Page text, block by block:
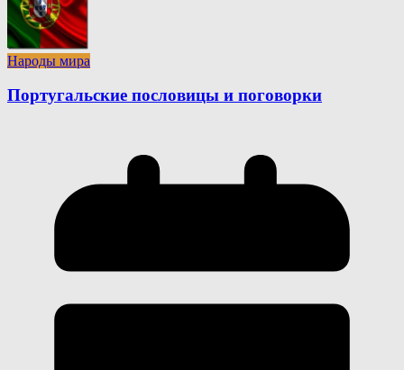
Народы мира
Португальские пословицы и поговорки